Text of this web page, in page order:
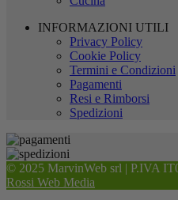
INFORMAZIONI UTILI
Privacy Policy
Cookie Policy
Termini e Condizioni
Pagamenti
Resi e Rimborsi
Spedizioni
© 2025 MarvinWeb srl | P.IVA
Rossi Web Media